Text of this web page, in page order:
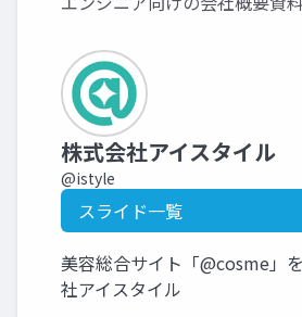
株式会社アイスタイル
@istyle
スライド一覧
美容総合サイト「@cosme」
社アイスタイル